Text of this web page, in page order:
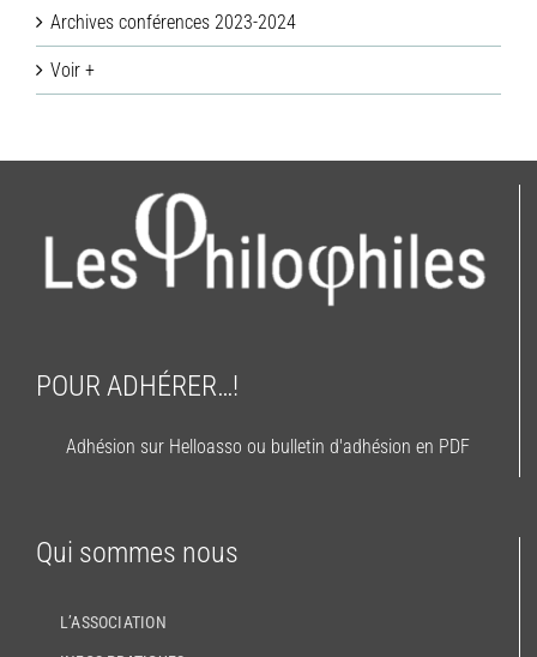
Archives conférences 2023-2024
Voir +
POUR ADHÉRER…!
Adhésion sur Helloasso ou bulletin d'adhésion en PDF
Qui sommes nous
L’ASSOCIATION